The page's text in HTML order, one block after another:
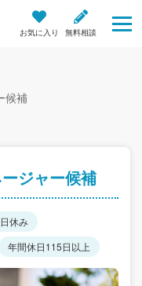
お気に入り 無料相談
候補
ジャー候補
休み
年間休日115日以上